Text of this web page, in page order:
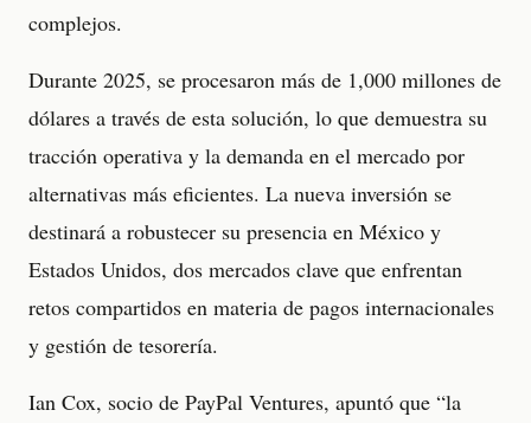
complejos.
Durante 2025, se procesaron más de 1,000 millones de
dólares a través de esta solución, lo que demuestra su
tracción operativa y la demanda en el mercado por
alternativas más eficientes. La nueva inversión se
destinará a robustecer su presencia en México y
Estados Unidos, dos mercados clave que enfrentan
retos compartidos en materia de pagos internacionales
y gestión de tesorería.
Ian Cox, socio de PayPal Ventures, apuntó que “la